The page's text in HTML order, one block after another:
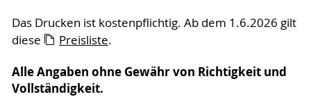
Das Drucken ist kostenpflichtig. Ab dem 1.6.2026 gilt
diese
Preisliste.
Alle Angaben ohne Gewähr von Richtigkeit und
Vollständigkeit.